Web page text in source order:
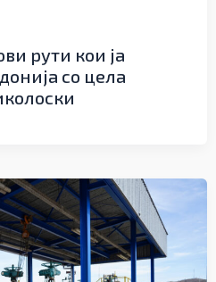
рути кои ја
со цела